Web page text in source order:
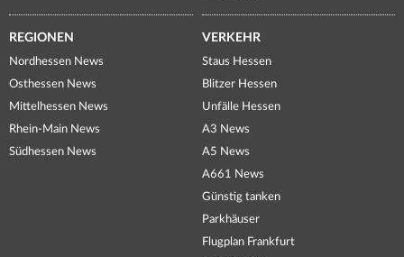
REGIONEN
Nordhessen News
Osthessen News
Mittelhessen News
Rhein-Main News
Südhessen News
VERKEHR
Staus Hessen
Blitzer Hessen
Unfälle Hessen
A3 News
A5 News
A661 News
Günstig tanken
Parkhäuser
Flugplan Frankfurt